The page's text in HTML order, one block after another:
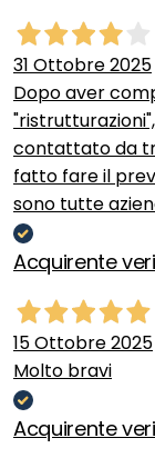
31 Ottobre 2025
Dopo aver
contattato da
fatto fare il
sono tutte
Acquirente
15 Ottobre 2025
Molto bravi
Acquirente